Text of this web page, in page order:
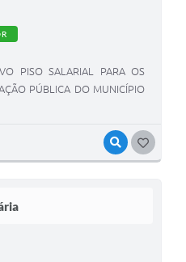
VISUALIZAR
PISO SALARIAL PARA OS
PÚBLICA DO MUNICÍPIO